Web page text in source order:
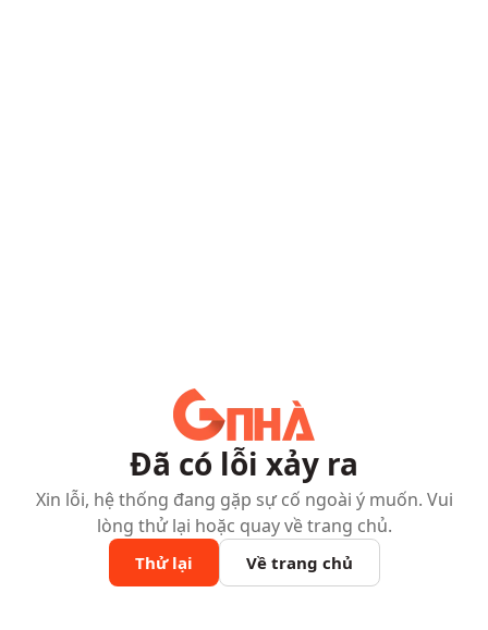
Đã có lỗi xảy ra
Xin lỗi, hệ thống đang gặp sự cố ngoài ý muốn. Vui
lòng thử lại hoặc quay về trang chủ.
Thử lại Về trang chủ